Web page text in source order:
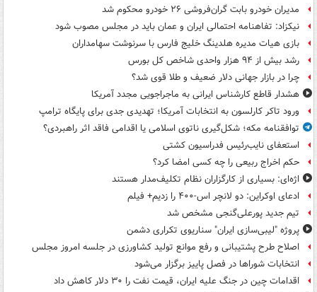
مدیران خودرو بابت گران‌فروشی ۲۶ خودرو محکوم شد
نیکزاد: تفاهنامه احتمالی ایران و عمان باید در مجلس مصوب شود
بازی هیات مدیره هلدینگ خلیج فارس با سرنوشت سهامداران
رشد بیش از ۹۴ هزار واحدی شاخص کل بورس
چرا در بازار جهانی دلار ضعیف و طلا قوی شد؟
هشدار قاطع کارشناس ایرانی به ماجراجویی مجدد آمریکا
ورود تاکر کارلسون به انتخابات آمریکا؛ تهدیدی جدی برای پایگاه ترامپ
توافقنامه مکه؛ شکل‌گیری ناتوی اسلامی یا اقدامی فاقد اثر راهبردی؟
استعفای نایب‌رئیس فدراسیون کشتی
حکم اخراج ربیعی را چه کسی امضا کرد؟
اژه‌ای: بسیاری از کارگزاران نظام تکلیف‌مدار هستند
ادعای اوکراین: دو لانچر اس-۴۰۰ را زدیم+ فیلم
تیم جدید پورعلی‌گنجی مشخص شد
پروژه "لیبی‌سازی ایران" سناریوی تکراری دشمن
اصلاح طرح پشتیبانی و رفع موانع تولید کشاورزی در جلسه امروز مجلس
انتخابات شوراها در فصل پاییز برگزار می‌شود
اقدامات چین در جنگ علیه ایران، قیمت نفت را ۳۰ دلار کاهش داد